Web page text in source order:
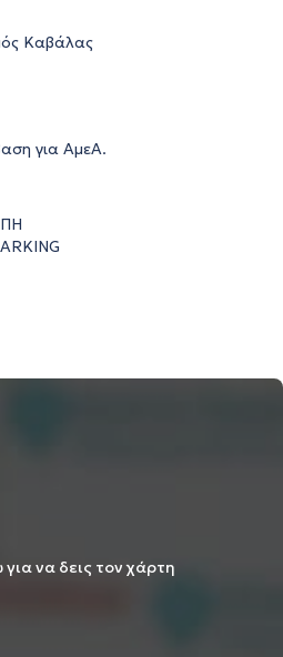
Καβάλας
για ΑμεΑ.
για να δεις τον χάρτη